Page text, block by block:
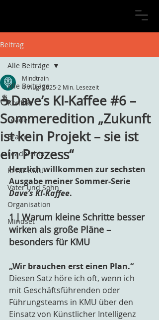
Beitrag
Alle Beiträge
Konflikt
Leader
Brain
Leadership
KI für KMU
Vater und Sohn
Organisation
Mindset
Alle Beiträge
☕Dave’s KI-Kaffee #6 –
Sommeredition „Zukunft
ist kein Projekt – sie ist
ein Prozess“
Mindtrain
4. Aug. 2025 2 Min. Lesezeit
Herzlich willkommen zur sechsten
Ausgabe meiner Sommer-Serie
Dave’s KI-Kaffee.
1 | Warum kleine Schritte besser
wirken als große Pläne –
besonders für KMU
„Wir brauchen erst einen Plan.“
Diesen Satz höre ich oft, wenn ich
mit Geschäftsführenden oder
Führungsteams in KMU über den
Einsatz von Künstlicher Intelligenz